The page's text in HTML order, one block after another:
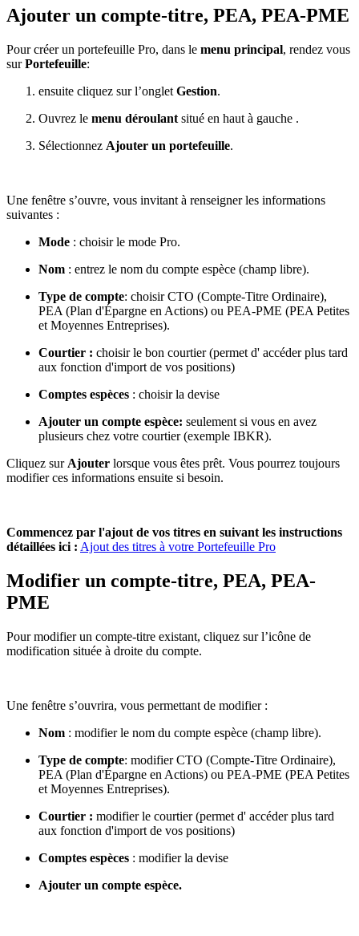
Ajouter un compte-titre, PEA, PEA-PME
Pour créer un portefeuille Pro, dans le menu principal, rendez vous
surPortefeuille:
ensuite cliquez sur l’onglet Gestion.
Ouvrez le menu déroulant situé en haut à gauche .
Sélectionnez Ajouter un portefeuille.
Une fenêtre s’ouvre, vous invitant à renseigner les informations
suivantes :
Mode : choisir le mode Pro.
Nom : entrez le nom du compte espèce (champ libre).
Type de compte: choisir CTO (Compte-Titre Ordinaire),
PEA (Plan d'Épargne en Actions) ou PEA-PME (PEA Petites
et Moyennes Entreprises).
Courtier : choisir le bon courtier (permet d' accéder plus tard
aux fonction d'import de vos positions)
Comptes espèces : choisir la devise
Ajouter un compte espèce: seulement si vous en avez
plusieurs chez votre courtier (exemple IBKR).
Cliquez sur Ajouter lorsque vous êtes prêt. Vous pourrez toujours
modifier ces informations ensuite si besoin.
Commencez par l'ajout de vos titres en suivant les instructions
détaillées ici : Ajout des titres à votre Portefeuille Pro
Modifier un compte-titre, PEA, PEA-
PME
Pour modifier un compte-titre existant, cliquez sur l’icône de
modification située à droite du compte.
Une fenêtre s’ouvrira, vous permettant de modifier :
Nom : modifier le nom du compte espèce (champ libre).
Type de compte: modifier CTO (Compte-Titre Ordinaire),
PEA (Plan d'Épargne en Actions) ou PEA-PME (PEA Petites
et Moyennes Entreprises).
Courtier : modifier le courtier (permet d' accéder plus tard
aux fonction d'import de vos positions)
Comptes espèces : modifier la devise
Ajouter un compte espèce.